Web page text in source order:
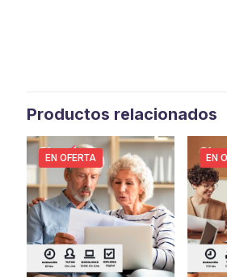
Productos relacionados
EN OFERTA EN